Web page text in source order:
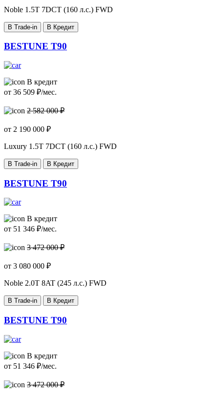
Noble 1.5T 7DCT (160 л.с.) FWD
В Trade-in В Кредит
BESTUNE T90
В кредит
от 36 509 ₽/мес.
2 582 000 ₽
от 2 190 000 ₽
Luxury 1.5T 7DCT (160 л.с.) FWD
В Trade-in В Кредит
BESTUNE T90
В кредит
от 51 346 ₽/мес.
3 472 000 ₽
от 3 080 000 ₽
Noble 2.0T 8AT (245 л.с.) FWD
В Trade-in В Кредит
BESTUNE T90
В кредит
от 51 346 ₽/мес.
3 472 000 ₽